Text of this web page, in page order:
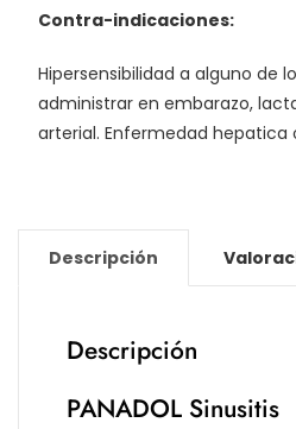
Contra-indicaciones:
Hipersensibilidad a alguno de
administrar en embarazo,
arterial. Enfermedad hepatica
Descripción
Descripción
PANADOL Sinusitis